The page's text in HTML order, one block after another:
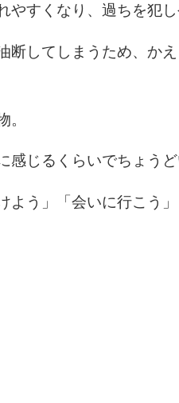
やすくなり、過ちを犯し
断してしまうため、か
。
感じるくらいでちょうど
よう」「会いに行こう」